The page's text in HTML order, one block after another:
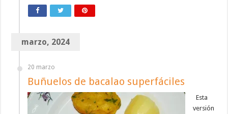
marzo, 2024
20 marzo
Buñuelos de bacalao superfáciles
Esta
versión